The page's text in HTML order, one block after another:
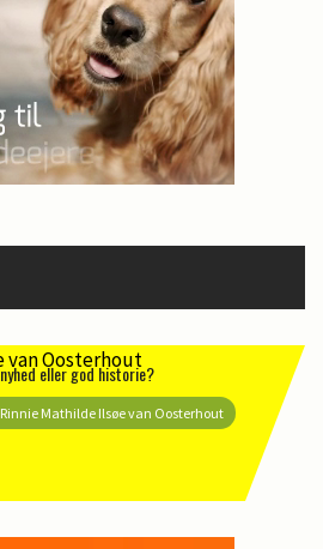
eller god historie?
Mathilde Ilsøe van Oosterhout